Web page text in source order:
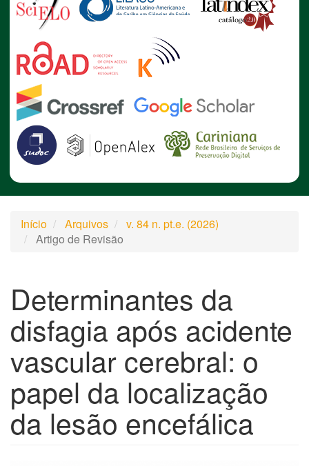
Início Arquivos
v. 84 n. pt.e. (2026)
Artigo de Revisão
Determinantes da
disfagia após acidente
vascular cerebral: o
papel da localização
da lesão encefálica